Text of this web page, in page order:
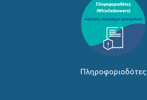
Πληροφοριοδότες